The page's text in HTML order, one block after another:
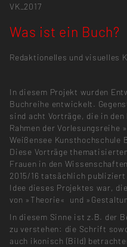
VK_2017
Was ist ein Buch?
Redaktionelles und visuelles
In diesem Projekt wurden
Buchreihe entwickelt.
sind acht Vorträge, die in
Rahmen der Vorlesungsreihe
Weißensee Kunsthoch­schule
Diese Vorträge
Frauen in den
2015/16 tatsächlich
Idee dieses Projektes war,
von »Theorie« und
In diesem Sinne ist z.B. der
zu verstehen: die Schrift
auch ikonisch (Bild)